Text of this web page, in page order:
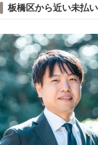
板橋区から近い未払